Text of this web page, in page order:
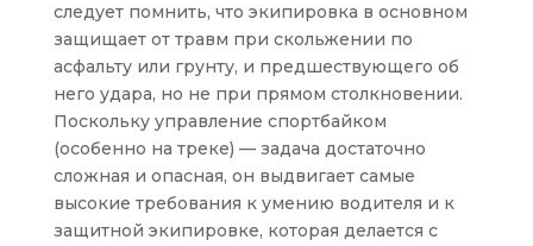
следует помнить, что экипировка в основном
защищает от травм при скольжении по
асфальту или грунту, и предшествующего об
него удара, но не при прямом столкновении.
Поскольку управление спортбайком
(особенно на треке) — задача достаточно
сложная и опасная, он выдвигает самые
высокие требования к умению водителя и к
защитной экипировке, которая делается с